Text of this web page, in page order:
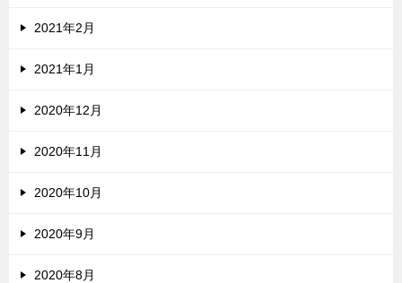
2021年2月
2021年1月
2020年12月
2020年11月
2020年10月
2020年9月
2020年8月